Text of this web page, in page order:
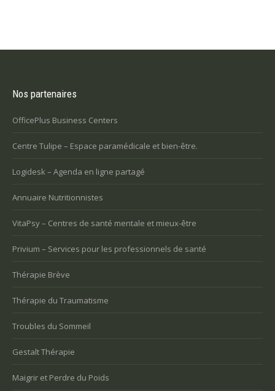
Nos partenaires
OfficePlus Business Centers
Centre Tulipe – Espace paramédicale et bien-être.
Logidesk – Agenda en ligne partagé
Annuaire Nutritionnistes
VitaPsy – Centres de santé mentale et mieux-être
Privium – Services pour les professionnels de santé
Thérapie Brève
Thérapie du Traumatisme
Troubles du Sommeil
Gestalt Thérapie
Maigrir et Perdre du Poids